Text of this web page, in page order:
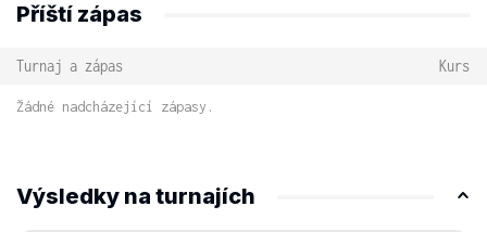
Příští zápas
Turnaj a zápas Kurs
Žádné nadcházející zápasy.
Výsledky na turnajích